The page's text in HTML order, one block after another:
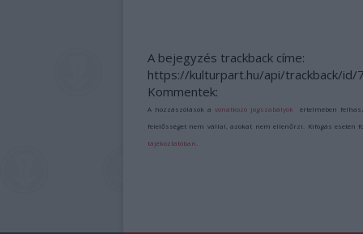
A bejegyzés trackback címe:
https://kulturpart.hu/api/trackback/id/
Kommentek:
A hozzászólások avonatkozó jogszabályok értelmében
felelősséget nem vállal, azokat nem ellenőrzi. Kifogás esetén
tájékoztatóban